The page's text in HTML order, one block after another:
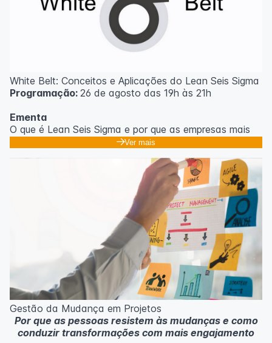
White Belt: Conceitos e Aplicações do Lean Seis Sigma
Programação: 26 de agosto das 19h às 21h
Ementa
O que é Lean Seis Sigma e por que as empresas mais
eficientes do mundo usam;
Introdução ao DMAIC: o roteiro para resolver
Ferramentas essenciais: 5 Porquês, Ishikawa e voz do
Casos práticos de melhoria em processos
administrativos e operacionais;
Próximos passos na jornada Lean Seis Sigma: do White
Metodologia
100% da carga horária do curso são realizadas com
aulas ao vivo.
As aulas podem ser assistidas por computador, celular
ou tablet.
Ver mais
Gestão da Mudança em Projetos
Por que as pessoas resistem às mudanças e como
conduzir transformações com mais engajamento